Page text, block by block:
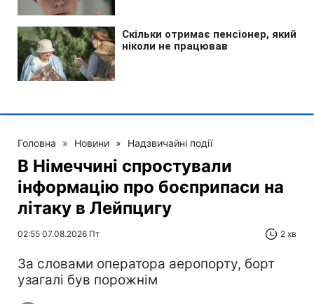
Головна » Новини » Надзвичайні події
В Німеччині спростували
інформацію про боєприпаси на
літаку в Лейпцигу
02:55 07.08.2026 Пт 2 хв
За словами оператора аеропорту, борт
узагалі був порожнім